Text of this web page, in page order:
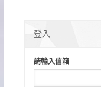
登入
請輸入信箱